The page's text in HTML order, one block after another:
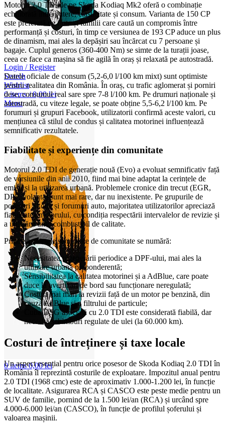
Login / Register
Search
Wishlist
0items / 0,00lei
Menu
0items 0,00lei
Motorul 2.0 TDI de pe Skoda Kodiaq Mk2 oferă o combinație
echilibrată între putere, elasticitate și consum. Varianta de 150 CP
este preferată de flote și familii care caută un compromis între
performanță și costuri, în timp ce versiunea de 193 CP aduce un plus
de dinamism, mai ales la depășiri sau încărcat cu 7 persoane și
bagaje. Cuplul generos (360-400 Nm) se simte de la turații joase,
ceea ce face ca mașina să fie agilă în oraș și relaxată pe autostradă.
Datele oficiale de consum (5,2-6,0 l/100 km mixt) sunt optimiste
pentru realitatea din România. În oraș, cu trafic aglomerat și porniri
dese, consumul real sare spre 7-8 l/100 km. Pe drumuri naționale și
autostradă, cu viteze legale, se poate obține 5,5-6,2 l/100 km. Pe
forumuri și grupuri Facebook, utilizatorii confirmă aceste valori, cu
mențiunea că stilul de condus și calitatea motorinei influențează
semnificativ rezultatele.
Fiabilitate și experiențe din comunitate
Motorul 2.0 TDI de generație nouă (Evo) a evoluat semnificativ față
de versiunile din anii 2010, fiind mai bine adaptat la cerințele de
emisii și la utilizarea urbană. Problemele cronice din trecut (EGR,
DPF, volanta) sunt mai rare, dar nu inexistente. Pe grupurile de
posesori Skoda și forumuri auto, majoritatea utilizatorilor apreciază
fiabilitatea motorului, cu condiția respectării intervalelor de revizie și
a utilizării unui combustibil de calitate.
Printre aspectele semnalate de comunitate se numără:
Necesitatea regenerării periodice a DPF-ului, mai ales la
utilizare urbană preponderentă;
Sensibilitatea la calitatea motorinei și a AdBlue, care poate
duce la avertizări de bord sau funcționare neregulată;
Costuri mai mari la revizii față de un motor pe benzină, din
cauza AdBlue și a filtrului de particule;
Cutia DSG asociată cu 2.0 TDI este considerată fiabilă, dar
necesită schimburi regulate de ulei (la 60.000 km).
Costuri de întreținere și taxe locale
Un aspect esențial pentru orice posesor de Skoda Kodiaq 2.0 TDI în
România îl reprezintă costurile de exploatare. Impozitul anual pentru
2.0 TDI (1968 cmc) este de aproximativ 1.000-1.200 lei, în funcție
de localitate. Asigurarea RCA și CASCO este peste medie pentru un
SUV de familie, pornind de la 1.500 lei/an (RCA) și urcând spre
4.000-6.000 lei/an (CASCO), în funcție de profilul șoferului și
valoarea mașinii.